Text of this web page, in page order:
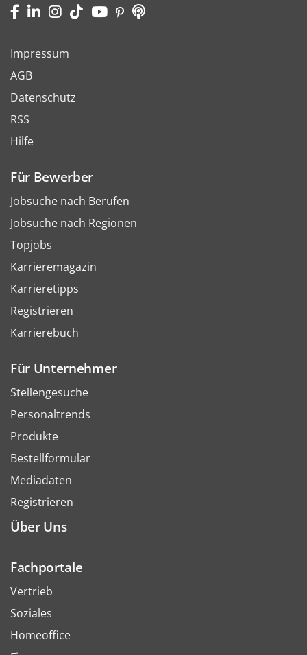
Impressum
AGB
Datenschutz
RSS
Hilfe
Für Bewerber
Jobsuche nach Berufen
Jobsuche nach Regionen
Topjobs
Karrieremagazin
Karrieretipps
Registrieren
Karrierebuch
Für Unternehmer
Stellengesuche
Personaltrends
Produkte
Bestellformular
Mediadaten
Registrieren
Über Uns
Fachportale
Vertrieb
Soziales
Homeoffice